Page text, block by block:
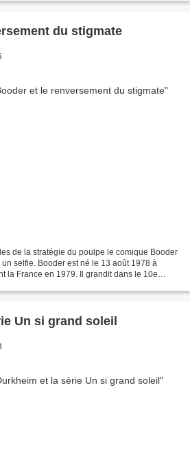
du stigmate
de la stratégie du poulpe le comique Booder
selfie. Booder est né le 13 août 1978 à
la France en 1979. Il grandit dans le 10e
Un si grand soleil